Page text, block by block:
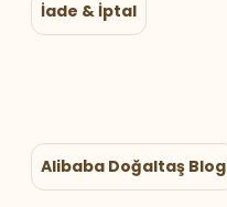
İade & İptal
Alibaba Doğaltaş Blog